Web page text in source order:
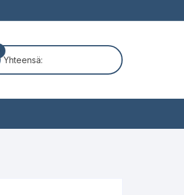
Yhteensä: